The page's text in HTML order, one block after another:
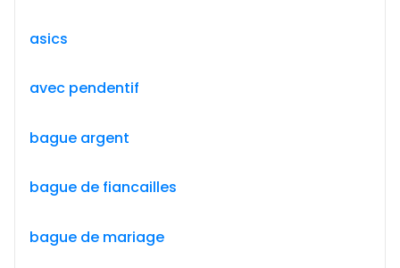
asics
avec pendentif
bague argent
bague de fiancailles
bague de mariage